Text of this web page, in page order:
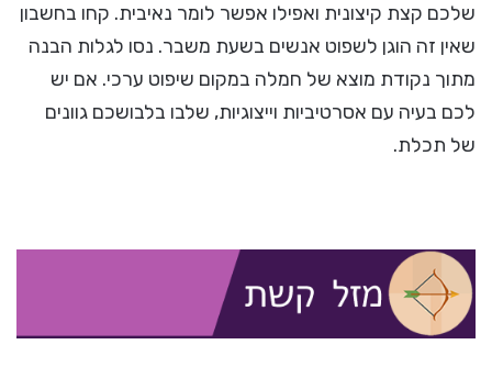
שלכם קצת קיצונית ואפילו אפשר לומר נאיבית. קחו בחשבון
שאין זה הוגן לשפוט אנשים בשעת משבר. נסו לגלות הבנה
מתוך נקודת מוצא של חמלה במקום שיפוט ערכי. אם יש
לכם בעיה עם אסרטיביות וייצוגיות, שלבו בלבושכם גוונים
של תכלת.